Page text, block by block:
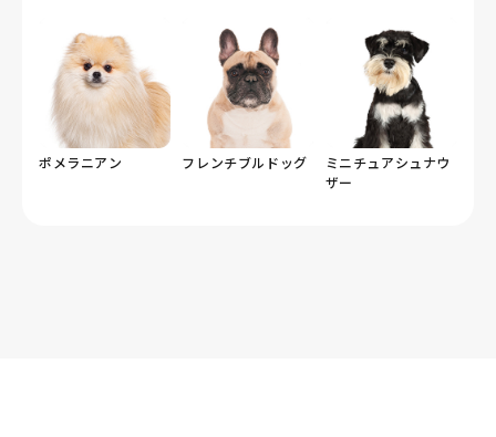
ポメラニアン フレンチブルドッグ
ミニチュアシュナウ
ザー